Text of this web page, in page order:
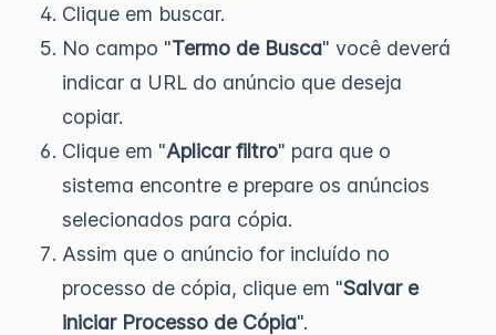
Clique em buscar.
No campo "Termo de Busca" você deverá
indicar a URL do anúncio que deseja
copiar.
Clique em "Aplicar filtro" para que o
sistema encontre e prepare os anúncios
selecionados para cópia.
Assim que o anúncio for incluído no
processo de cópia, clique em "Salvar e
iniciar Processo de Cópia".